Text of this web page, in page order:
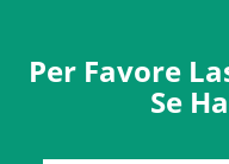
Per Favore
Se